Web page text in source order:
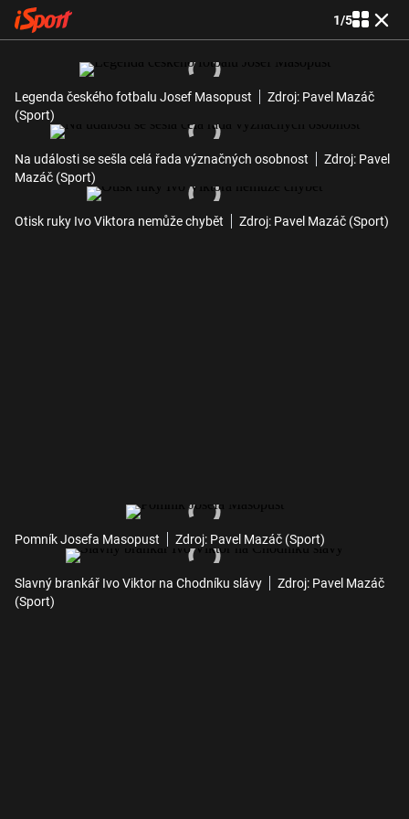
1/5
Legenda českého fotbalu Josef Masopust
Zdroj: Pavel Mazáč
(Sport)
Na události se sešla celá řada význačných osobnost
Zdroj: Pavel
Mazáč (Sport)
Otisk ruky Ivo Viktora nemůže chybět Zdroj: Pavel Mazáč (Sport)
Pomník Josefa Masopust Zdroj: Pavel Mazáč (Sport)
Slavný brankář Ivo Viktor na Chodníku slávy
Zdroj: Pavel Mazáč
(Sport)